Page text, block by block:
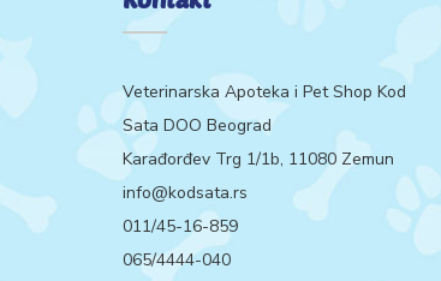
Veterinarska Apoteka i Pet Shop Kod
Sata DOO Beograd
Karađorđev Trg 1/1b, 11080 Zemun
info@kodsata.rs
011/45-16-859
065/4444-040